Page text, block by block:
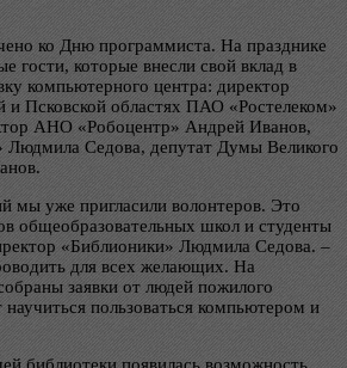
ко Дню программиста. На празднике
гости, которые внесли свой вклад в
компьютерного центра: директор
и Псковской областях ПАО «Ростелеком»
АНО «Робоцентр» Андрей Иванов,
Людмила Седова, депутат Думы Великого
мы уже пригласили волонтеров. Это
общеобразовательных школ и студенты
«Библионики» Людмила Седова. –
для всех желающих. На
заявки от людей пожилого
научиться пользоваться компьютером и